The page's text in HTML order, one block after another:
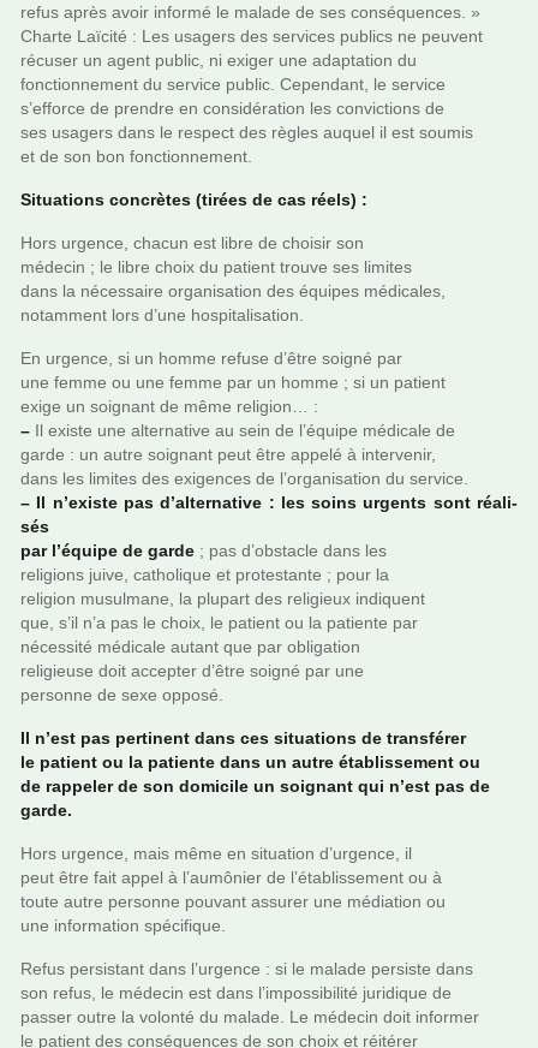
refus après avoir informé le malade de ses consé­quen­ces. »
Charte Laïcité : Les usa­gers des ser­vi­ces publics ne peu­vent
récu­ser un agent public, ni exiger une adap­ta­tion du
fonc­tion­ne­ment du ser­vice public. Cependant, le ser­vice
s’efforce de pren­dre en consi­dé­ra­tion les convic­tions de
ses usa­gers dans le res­pect des règles auquel il est soumis
et de son bon fonc­tion­ne­ment.
Situations concrè­tes (tirées de cas réels) :
Hors urgence, chacun est libre de choi­sir son
méde­cin ; le libre choix du patient trouve ses limi­tes
dans la néces­saire orga­ni­sa­tion des équipes médi­ca­les,
notam­ment lors d’une hos­pi­ta­li­sa­tion.
En urgence, si un homme refuse d’être soigné par
une femme ou une femme par un homme ; si un patient
exige un soi­gnant de même reli­gion… :
– Il existe une alter­na­tive au sein de l’équipe médi­cale de
garde : un autre soi­gnant peut être appelé à inter­ve­nir,
dans les limi­tes des exi­gen­ces de l’orga­ni­sa­tion du ser­vice.
– Il n’existe pas d’alter­na­tive : les soins urgents sont réa­li­
sés
par l’équipe de garde ; pas d’obs­ta­cle dans les
reli­gions juive, catho­li­que et pro­tes­tante ; pour la
reli­gion musul­mane, la plu­part des reli­gieux indi­quent
que, s’il n’a pas le choix, le patient ou la patiente par
néces­sité médi­cale autant que par obli­ga­tion
reli­gieuse doit accep­ter d’être soigné par une
per­sonne de sexe opposé.
Il n’est pas per­ti­nent dans ces situa­tions de trans­fé­rer
le patient ou la patiente dans un autre établissement ou
de rap­pe­ler de son domi­cile un soi­gnant qui n’est pas de
garde.
Hors urgence, mais même en situa­tion d’urgence, il
peut être fait appel à l’aumô­nier de l’établissement ou à
toute autre per­sonne pou­vant assu­rer une média­tion ou
une infor­ma­tion spé­ci­fi­que.
Refus per­sis­tant dans l’urgence : si le malade per­siste dans
son refus, le méde­cin est dans l’impos­si­bi­lité juri­di­que de
passer outre la volonté du malade. Le méde­cin doit infor­mer
le patient des consé­quen­ces de son choix et réi­té­rer